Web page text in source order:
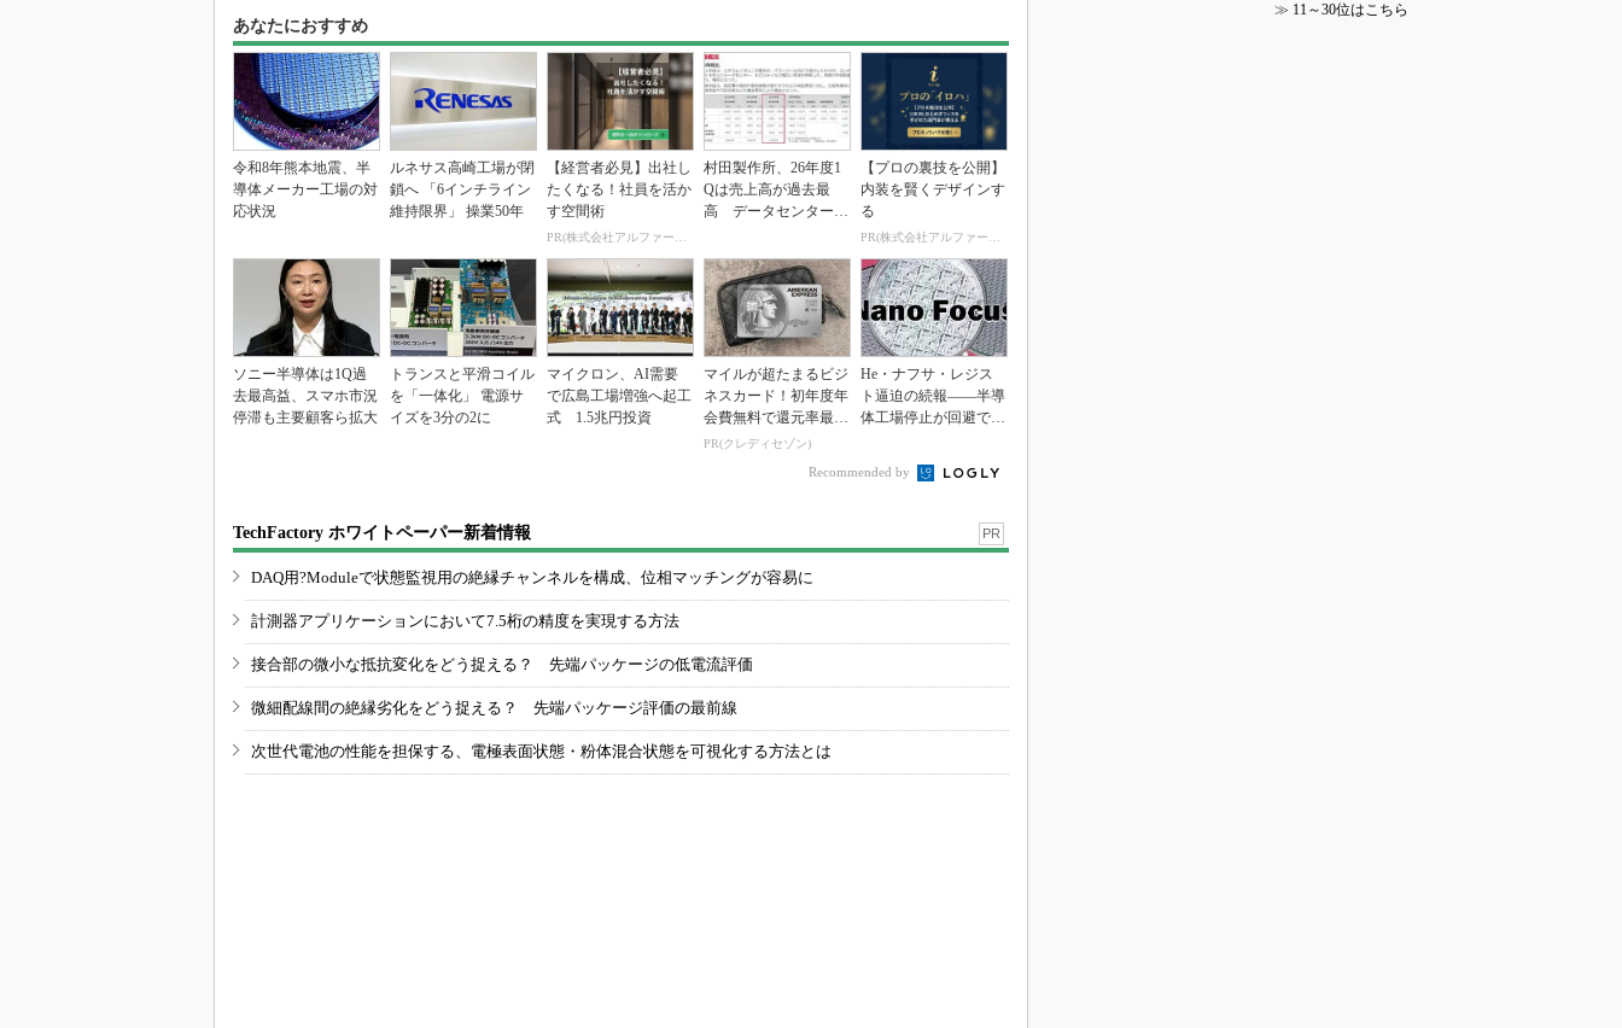
あなたにおすすめ
令和8年熊本地震、半
導体メーカー工場の対
応状況
ルネサス高崎工場が閉
鎖へ 「6インチライン
維持限界」 操業50年
【経営者必見】出社し
たくなる！社員を活か
す空間術
PR(株式会社アルファーテクノ)
村田製作所、26年度1
Qは売上高が過去最
高 データセンター関
【プロの裏技を公開】
内装を賢くデザインす
る
PR(株式会社アルファーテクノ)
ソニー半導体は1Q過
去最高益、スマホ市況
停滞も主要顧客ら拡大
トランスと平滑コイル
を「一体化」 電源サ
イズを3分の2に
マイクロン、AI需要
で広島工場増強へ起工
式 1.5兆円投資
マイルが超たまるビジ
ネスカード！初年度年
会費無料で還元率最大
1.125%
PR(クレディセゾン)
He・ナフサ・レジス
ト逼迫の続報――半導
体工場停止が回避でき
Recommended by
TechFactory ホワイトペーパー新着情報 PR
DAQ用?Moduleで状態監視用の絶縁チャンネルを構成、位相マッチングが容易に
計測器アプリケーションにおいて7.5桁の精度を実現する方法
接合部の微小な抵抗変化をどう捉える？ 先端パッケージの低電流評価
微細配線間の絶縁劣化をどう捉える？ 先端パッケージ評価の最前線
次世代電池の性能を担保する、電極表面状態・粉体混合状態を可視化する方法とは
≫ 11～30位はこちら